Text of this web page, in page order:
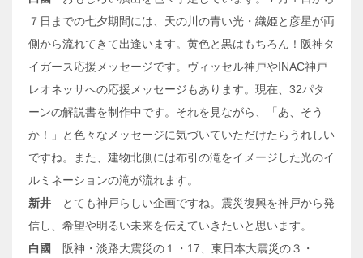
７日までの七夕期間には、天の川の青い光・織姫と彦星が両
側から流れてきて出逢います。黄色と黒はもちろん！阪神タ
イガース応援メッセージです。ヴィッセル神戸やINAC神戸
レオネッサへの応援メッセージもあります。現在、32パタ
ーンの解説書を制作中です。それを見ながら、「あ、そう
か！」と色々なメッセージに気づいていただけたらうれしい
ですね。また、建物北側には布引の滝をイメージした光のイ
ルミネーションの滝が流れます。
新井 とても神戸らしい企画ですね。震災復興を神戸から発
信し、希望や明るい未来を伝えていきたいと思います。
白國
阪神・淡路大震災の１・17、東日本大震災の３・